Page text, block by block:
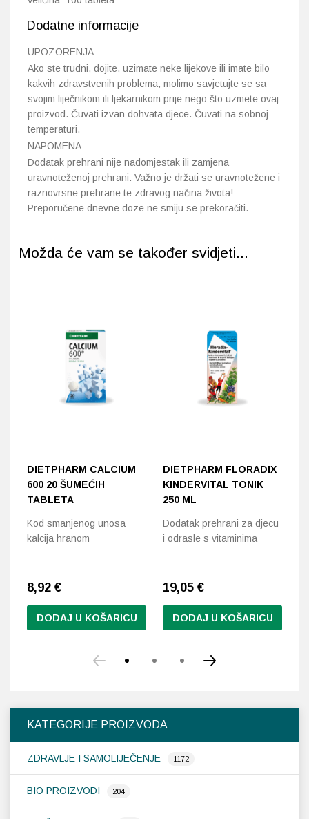
KATEGORIJE PROIZVODA
ZDRAVLJE I SAMOLIJEČENJE 1172
BIO PROIZVODI 204
Dodatne informacije
UPOZORENJA
Ako ste trudni, dojite, uzimate neke lijekove ili imate bilo
kakvih zdravstvenih problema, molimo savjetujte se sa
svojim liječnikom ili ljekarnikom prije nego što uzmete ovaj
proizvod. Čuvati izvan dohvata djece. Čuvati na sobnoj
temperaturi.
NAPOMENA
Dodatak prehrani nije nadomjestak ili zamjena
uravnoteženoj prehrani. Važno je držati se uravnotežene i
raznovrsne prehrane te zdravog načina života!
Preporučene dnevne doze ne smiju se prekoračiti.
Možda će vam se također svidjeti...
DIETPHARM CALCIUM
600 20 ŠUMEĆIH
TABLETA
Kod smanjenog unosa
kalcija hranom
8,92 €
DODAJ U KOŠARICU
DIETPHARM FLORADIX
KINDERVITAL TONIK
250 ML
Dodatak prehrani za djecu
i odrasle s vitaminima
19,05 €
DODAJ U KOŠARICU